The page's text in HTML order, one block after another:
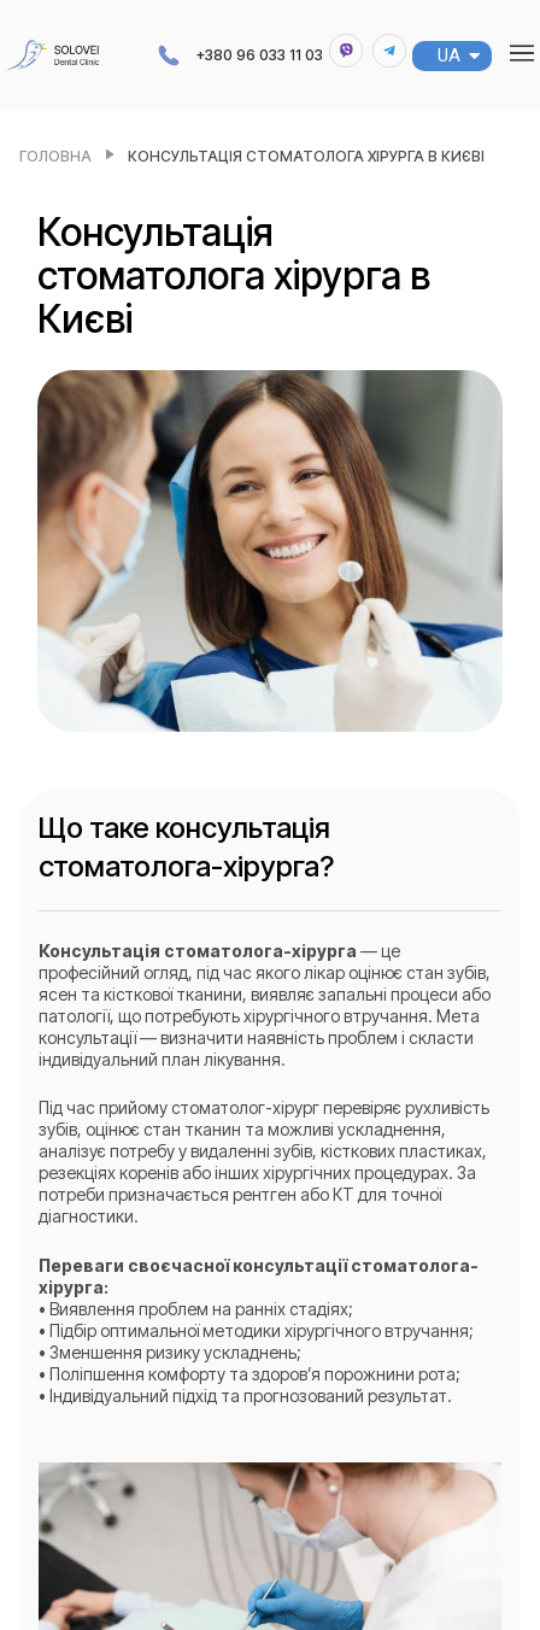
+380 96 033 11 03 UA
RU
ГОЛОВНА КОНСУЛЬТАЦІЯ СТОМАТОЛОГА ХІРУРГА В КИЄВІ
Консультація
стоматолога хірурга в
Києві
Що таке консультація
стоматолога-хірурга?
Консультація стоматолога-хірурга — це
професійний огляд, під час якого лікар оцінює стан зубів,
ясен та кісткової тканини, виявляє запальні процеси або
патології, що потребують хірургічного втручання. Мета
консультації — визначити наявність проблем і скласти
індивідуальний план лікування.
Під час прийому стоматолог-хірург перевіряє рухливість
зубів, оцінює стан тканин та можливі ускладнення,
аналізує потребу у видаленні зубів, кісткових пластиках,
резекціях коренів або інших хірургічних процедурах. За
потреби призначається рентген або КТ для точної
діагностики.
Переваги своєчасної консультації стоматолога-
хірурга:
• Виявлення проблем на ранніх стадіях;
• Підбір оптимальної методики хірургічного втручання;
• Зменшення ризику ускладнень;
• Поліпшення комфорту та здоров’я порожнини рота;
• Індивідуальний підхід та прогнозований результат.